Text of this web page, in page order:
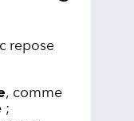
repose
, comme
;